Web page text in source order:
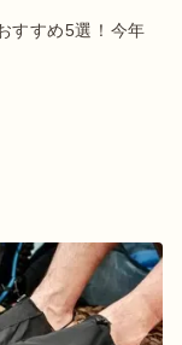
すすめ5選！今年